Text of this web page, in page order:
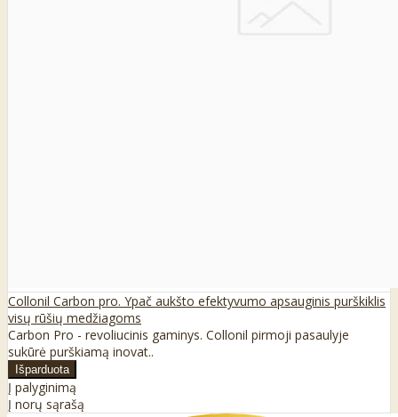
Collonil Carbon pro. Ypač aukšto efektyvumo apsauginis purškiklis
visų rūšių medžiagoms
Carbon Pro - revoliucinis gaminys. Collonil pirmoji pasaulyje
sukūrė purškiamą inovat..
Į palyginimą
Į norų sąrašą